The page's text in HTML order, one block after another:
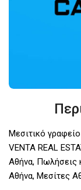
Μεσιτικό
VENTA REAL
Αθήνα, Πωλήσεις
Αθήνα, Μεσίτες